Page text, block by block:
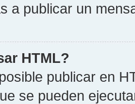
a publicar un
HTML?
publicar en
se pueden